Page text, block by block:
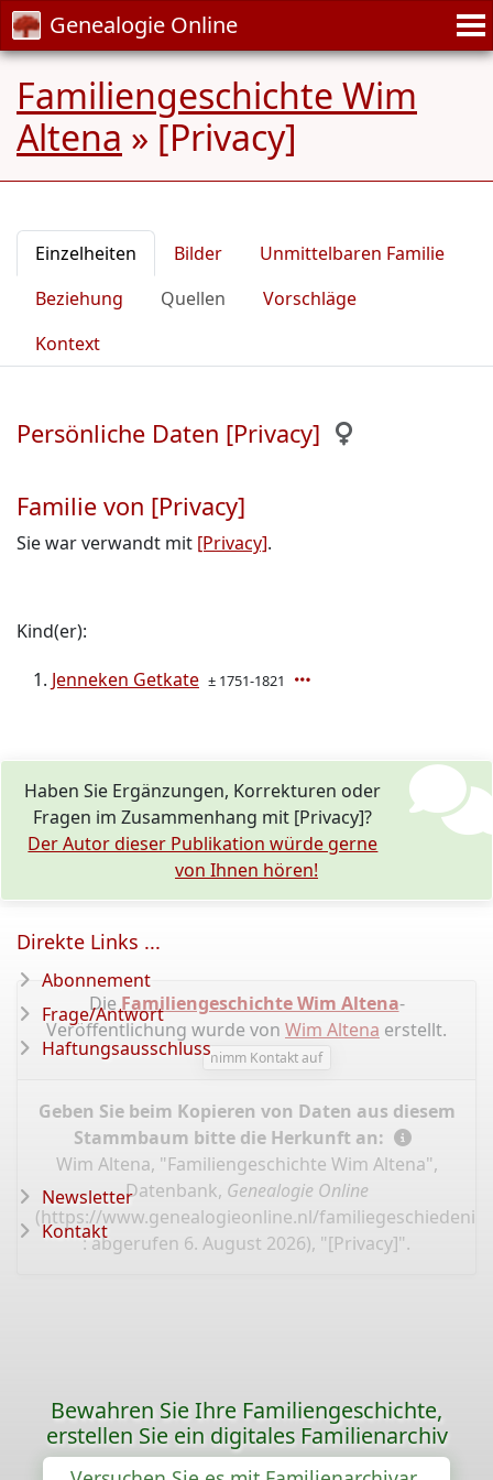
Genealogie Online
Familiengeschichte Wim
Altena » [Privacy]
Einzelheiten Bilder
Unmittelbaren Familie
Beziehung
Quellen
Vorschläge
Kontext
Persönliche Daten [Privacy]
Familie von [Privacy]
Sie war verwandt mit [Privacy].
Kind(er):
Jenneken Getkate ± 1751-1821
Haben Sie Ergänzungen, Korrekturen oder
Fragen im Zusammenhang mit [Privacy]?
Der Autor dieser Publikation würde gerne
von Ihnen hören!
DieFamiliengeschichte Wim Altena-
Veröffentlichung wurde von Wim Altena erstellt.
nimm Kontakt auf
Geben Sie beim Kopieren von Daten aus diesem
Stammbaum bitte die Herkunft an:
Wim Altena, "Familiengeschichte Wim Altena",
Datenbank, Genealogie Online
(https://www.genealogieonline.nl/
: abgerufen 6. August 2026), "[Privacy]".
Direkte Links ...
Abonnement
Frage/Antwort
Haftungsausschluss
Newsletter
Kontakt
Bewahren Sie Ihre Familiengeschichte,
erstellen Sie ein digitales Familienarchiv